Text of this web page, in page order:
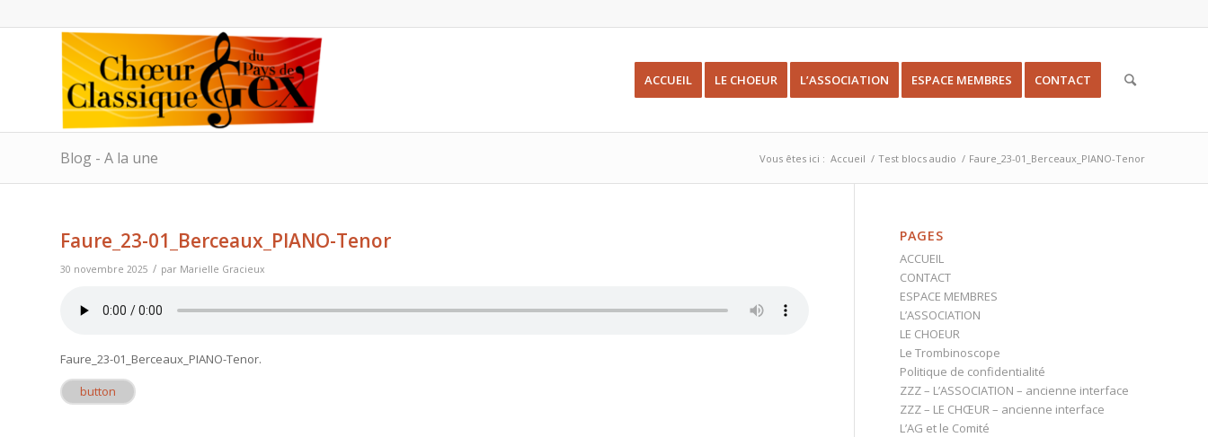
ACCUEIL LE CHOEUR L’ASSOCIATION ESPACE MEMBRES CONTACT
Blog - A la une Vous êtes ici : Accueil / Test blocs audio / Faure_23-01_Berceaux_PIANO-Tenor
Faure_23-01_Berceaux_PIANO-Tenor
30 novembre 2025 / par Marielle Gracieux
Faure_23-01_Berceaux_PIANO-Tenor.
button
PAGES
ACCUEIL
CONTACT
ESPACE MEMBRES
L’ASSOCIATION
LE CHOEUR
Le Trombinoscope
Politique de confidentialité
ZZZ – L’ASSOCIATION – ancienne interface
ZZZ – LE CHŒUR – ancienne interface
L’AG et le Comité